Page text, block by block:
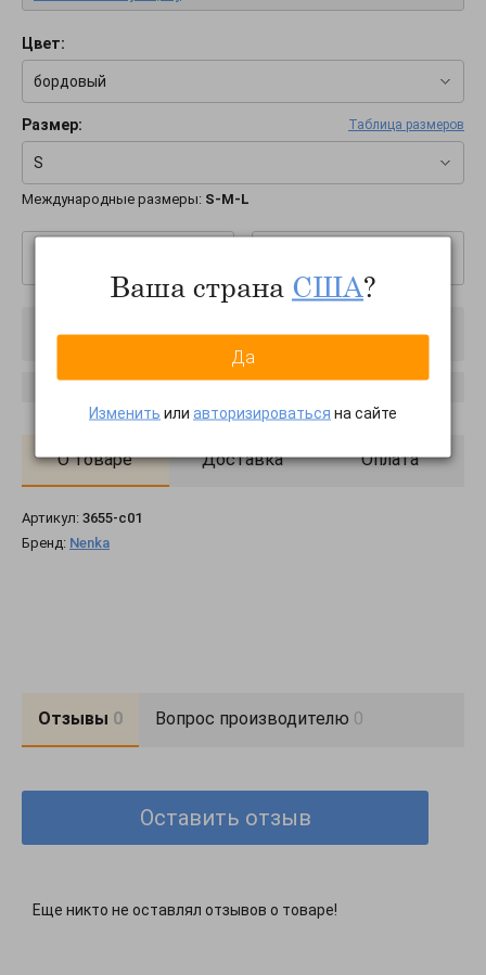
Цвет:
бордовый
Размер: Таблица размеров
S
Международные размеры: S-M-L
Товар отключен
О товаре Доставка Оплата
Артикул: 3655-c01
Бренд: Nenka
Отзывы 0 Вопрос производителю 0
Оставить отзыв
Еще никто не оставлял отзывов о товаре!
Ваша страна США?
Да
Изменить или авторизироваться на сайте